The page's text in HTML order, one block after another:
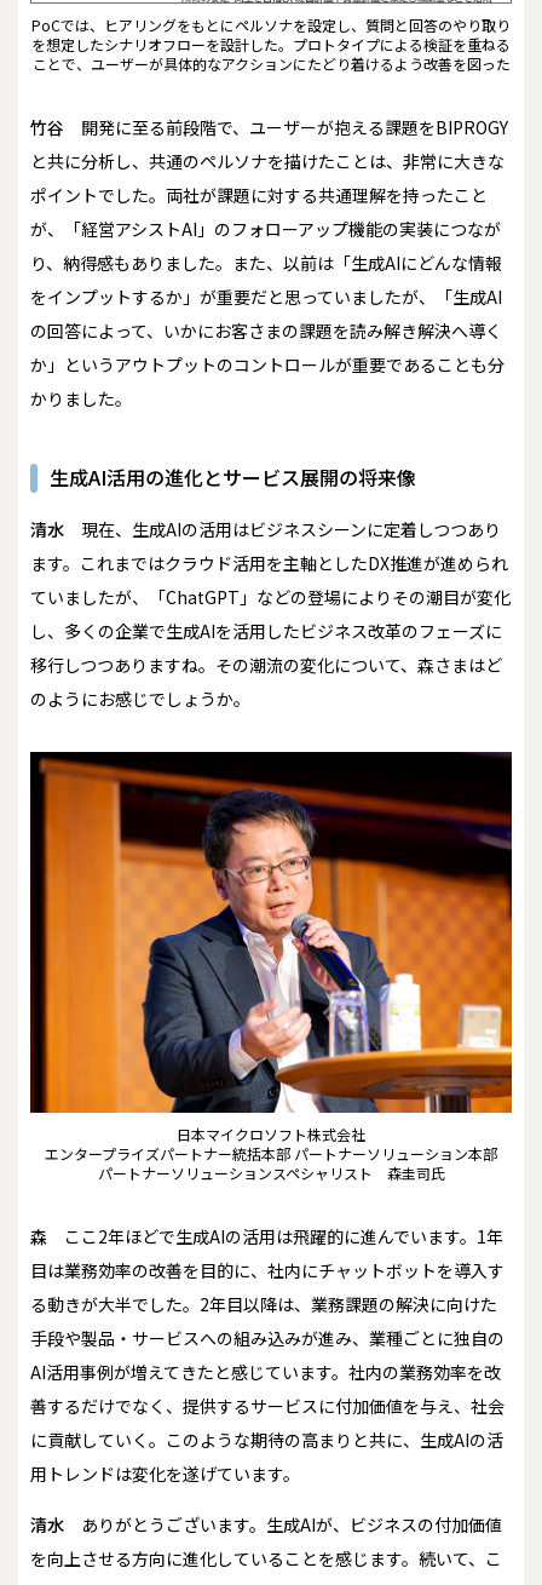
PoCでは、ヒアリングをもとにペルソナを設定し、質問と回答のやり取り
を想定したシナリオフローを設計した。プロトタイプによる検証を重ねる
ことで、ユーザーが具体的なアクションにたどり着けるよう改善を図った
竹谷
開発に至る前段階で、ユーザーが抱える課題をBIPROGY
と共に分析し、共通のペルソナを描けたことは、非常に大きな
ポイントでした。両社が課題に対する共通理解を持ったこと
が、「経営アシストAI」のフォローアップ機能の実装につなが
り、納得感もありました。また、以前は「生成AIにどんな情報
をインプットするか」が重要だと思っていましたが、「生成AI
の回答によって、いかにお客さまの課題を読み解き解決へ導く
か」というアウトプットのコントロールが重要であることも分
かりました。
生成AI活用の進化とサービス展開の将来像
清水
現在、生成AIの活用はビジネスシーンに定着しつつあり
ます。これまではクラウド活用を主軸としたDX推進が進められ
ていましたが、「ChatGPT」などの登場によりその潮目が変化
し、多くの企業で生成AIを活用したビジネス改革のフェーズに
移行しつつありますね。その潮流の変化について、森さまはど
のようにお感じでしょうか。
日本マイクロソフト株式会社
エンタープライズパートナー統括本部 パートナーソリューション本部
パートナーソリューションスペシャリスト 森圭司氏
森
ここ2年ほどで生成AIの活用は飛躍的に進んでいます。1年
目は業務効率の改善を目的に、社内にチャットボットを導入す
る動きが大半でした。2年目以降は、業務課題の解決に向けた
手段や製品・サービスへの組み込みが進み、業種ごとに独自の
AI活用事例が増えてきたと感じています。社内の業務効率を改
善するだけでなく、提供するサービスに付加価値を与え、社会
に貢献していく。このような期待の高まりと共に、生成AIの活
用トレンドは変化を遂げています。
清水
ありがとうございます。生成AIが、ビジネスの付加価値
を向上させる方向に進化していることを感じます。続いて、こ